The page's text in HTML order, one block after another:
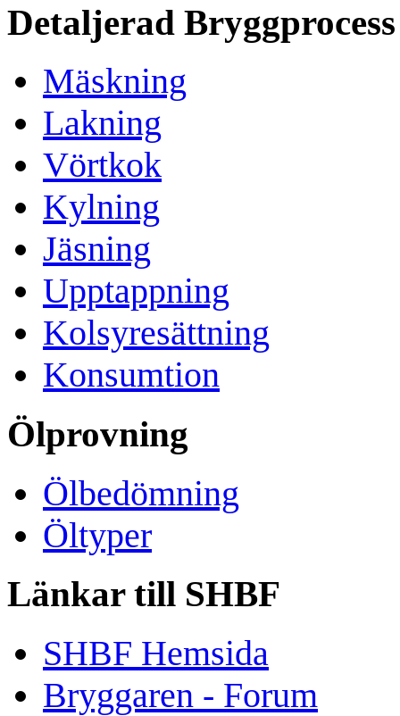
Detaljerad Bryggprocess
Mäskning
Lakning
Vörtkok
Kylning
Jäsning
Upptappning
Kolsyresättning
Konsumtion
Ölprovning
Ölbedömning
Öltyper
Länkar till SHBF
SHBF Hemsida
Bryggaren - Forum